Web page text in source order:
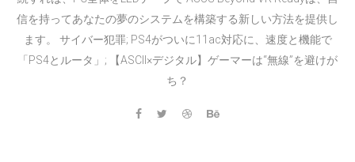
信を持ってあなたの夢のシステムを構築する新しい方法を提供し
ます。 サイバー犯罪; PS4がついに11ac対応に、速度と機能で
「PS4とルータ」; 【ASCII×デジタル】ゲーマーは“無線”を避けが
ち？